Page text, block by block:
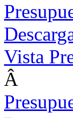
Vista
Â